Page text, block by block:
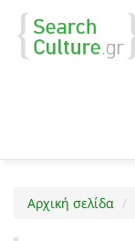
Αρχική σελίδα